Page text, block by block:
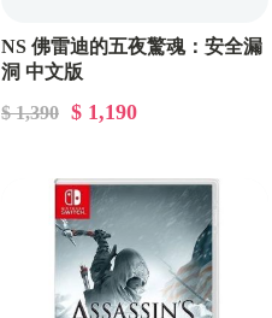
NS 佛雷迪的五夜驚魂：安全漏
洞 中文版
$ 1,390 $ 1,190